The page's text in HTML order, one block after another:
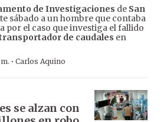
de Investigaciones de San
sábado a un hombre que contaba
por el caso que investiga el fallido
de caudales en
· Carlos Aquino
se alzan con